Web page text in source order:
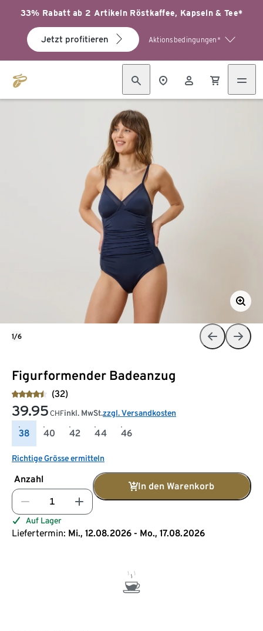
33% Rabatt ab 2 Artikeln Röstkaffee, Kapseln & Tee*
Jetzt profitieren Aktionsbedingungen*
Figurformender Badeanzug
(32)
39.95 CHFinkl. MwSt.zzgl. Versandkosten
38 40 42 44 46
Richtige Grösse ermitteln
Anzahl
In den Warenkorb
Auf Lager
Liefertermin: Mi., 12.08.2026 - Mo., 17.08.2026
1/6